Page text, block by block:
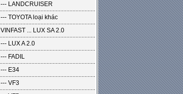
--- LANDCRUISER
--- TOYOTA loại khác
VINFAST ... LUX SA 2.0
--- LUX A 2.0
--- FADIL
--- E34
--- VF3